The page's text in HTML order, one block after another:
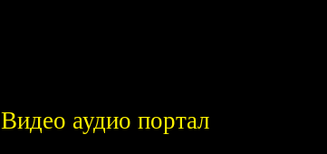
Видео аудио портал